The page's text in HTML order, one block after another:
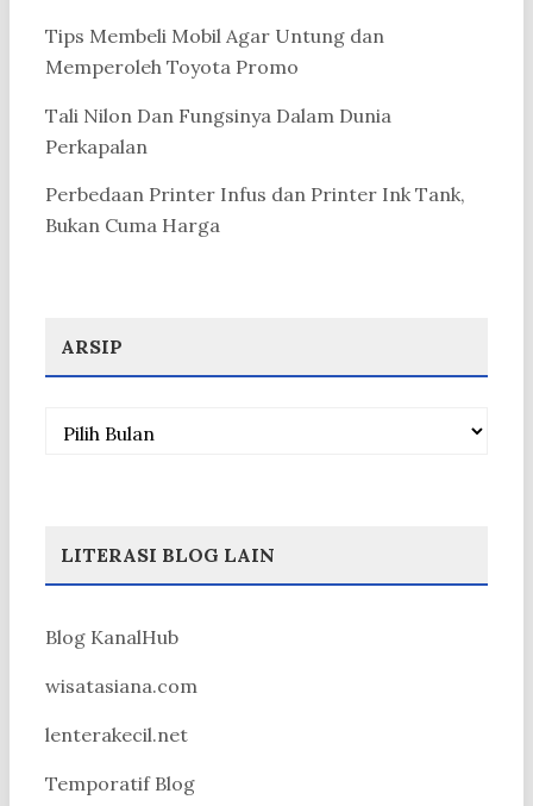
Tips Membeli Mobil Agar Untung dan
Memperoleh Toyota Promo
Tali Nilon Dan Fungsinya Dalam Dunia
Perkapalan
Perbedaan Printer Infus dan Printer Ink Tank,
Bukan Cuma Harga
ARSIP
Arsip
LITERASI BLOG LAIN
Blog KanalHub
wisatasiana.com
lenterakecil.net
Temporatif Blog